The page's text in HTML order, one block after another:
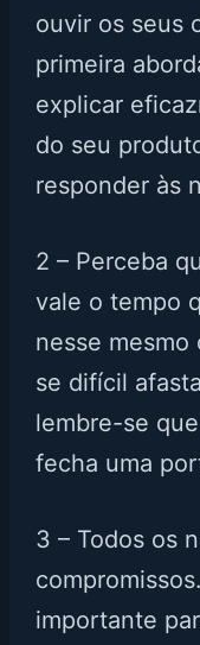
ouvir os seus
primeira
explicar
do seu
responder às
2 – Perceba
vale o tempo
nesse
se difícil
lembre-se
fecha uma
3 – Todos os
importante